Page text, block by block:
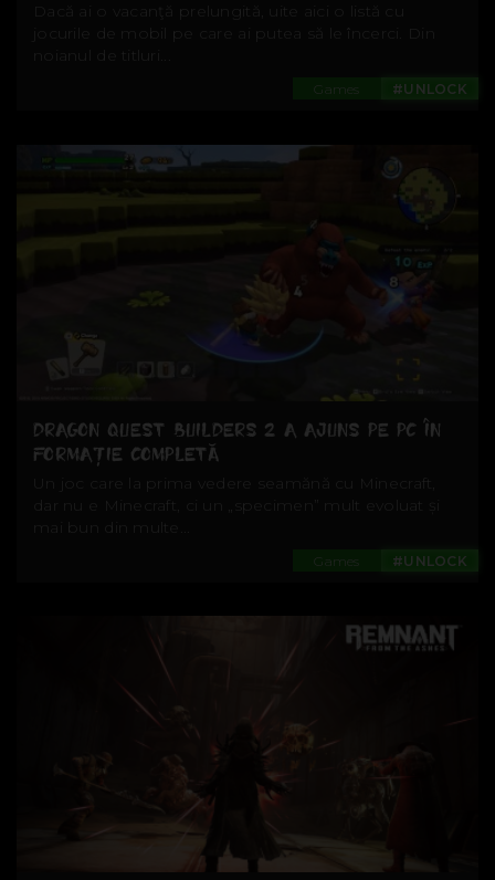
Dacă ai o vacanţă prelungită, uite aici o listă cu
jocurile de mobil pe care ai putea să le încerci. Din
noianul de titluri...
#UNLOCK
Games
DRAGON QUEST BUILDERS 2 A AJUNS PE PC ÎN
FORMAȚIE COMPLETĂ
Un joc care la prima vedere seamănă cu Minecraft,
dar nu e Minecraft, ci un „specimen” mult evoluat și
mai bun din multe...
#UNLOCK
Games